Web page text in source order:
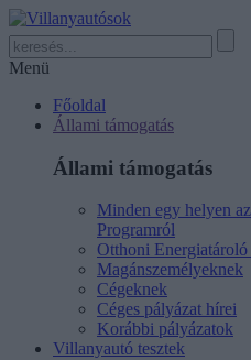
Menü
Főoldal
Állami támogatás
Állami támogatás
Minden egy helyen
Programról
Otthoni
Magánszemélyeknek
Cégeknek
Céges pályázat hírei
Korábbi pályázatok
Villanyautó tesztek